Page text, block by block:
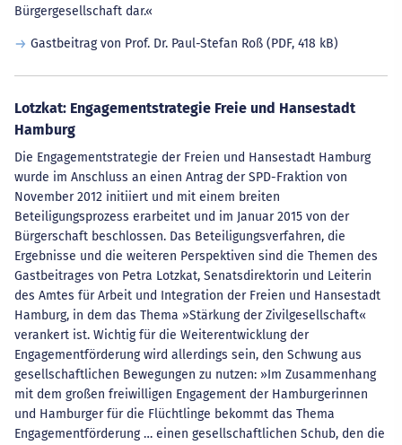
Bürgergesellschaft dar.«
Gastbeitrag von Prof. Dr. Paul-Stefan Roß(PDF, 418 kB)
Lotzkat: Engagementstrategie Freie und Hansestadt
Hamburg
Die Engagementstrategie der Freien und Hansestadt Hamburg
wurde im Anschluss an einen Antrag der SPD-Fraktion von
November 2012 initiiert und mit einem breiten
Beteiligungsprozess erarbeitet und im Januar 2015 von der
Bürgerschaft beschlossen. Das Beteiligungsverfahren, die
Ergebnisse und die weiteren Perspektiven sind die Themen des
Gastbeitrages von Petra Lotzkat, Senatsdirektorin und Leiterin
des Amtes für Arbeit und Integration der Freien und Hansestadt
Hamburg, in dem das Thema »Stärkung der Zivilgesellschaft«
verankert ist. Wichtig für die Weiterentwicklung der
Engagementförderung wird allerdings sein, den Schwung aus
gesellschaftlichen Bewegungen zu nutzen: »Im Zusammenhang
mit dem großen freiwilligen Engagement der Hamburgerinnen
und Hamburger für die Flüchtlinge bekommt das Thema
Engagementförderung … einen gesellschaftlichen Schub, den die